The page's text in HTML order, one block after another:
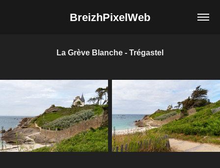
BreizhPixelWeb
La Grève Blanche - Trégastel